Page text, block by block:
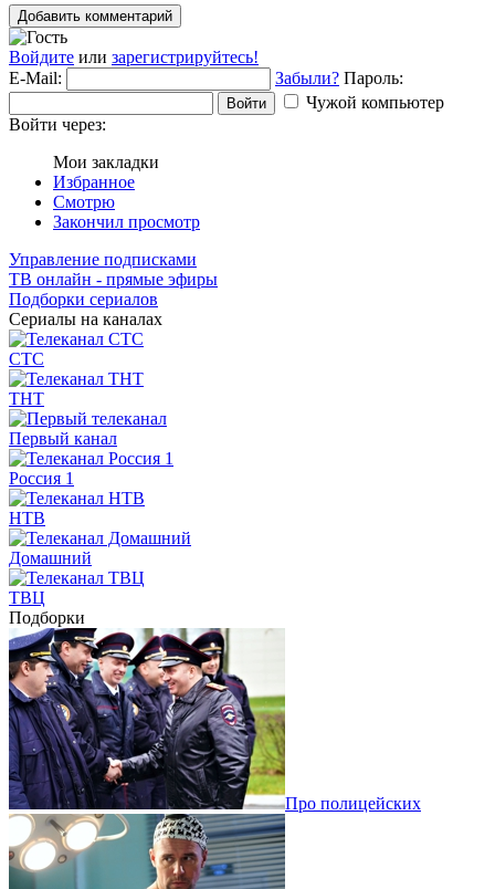
Добавить комментарий
Войдите или зарегистрируйтесь!
E-Mail:
Забыли? Пароль:
Войти
Чужой компьютер
Войти через:
Мои закладки
Избранное
Смотрю
Закончил просмотр
Управление подписками
ТВ онлайн - прямые эфиры
Подборки сериалов
Сериалы на каналах
СТС
ТНТ
Первый канал
Россия 1
НТВ
Домашний
ТВЦ
Подборки
Про полицейских